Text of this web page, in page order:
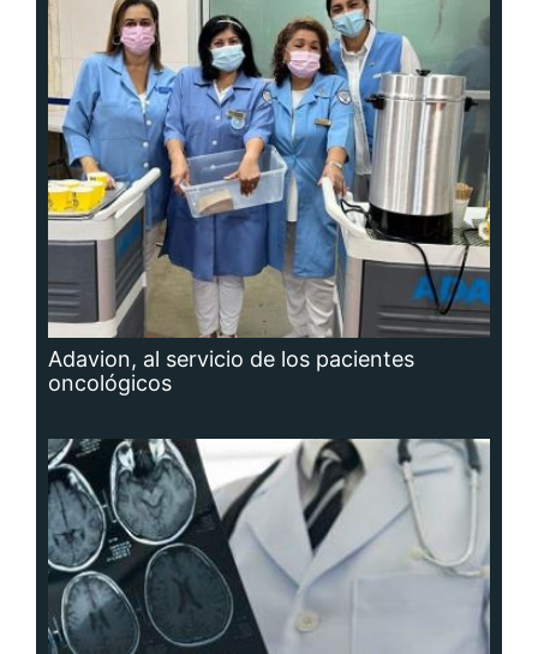
Adavion, al servicio de los pacientes
oncológicos